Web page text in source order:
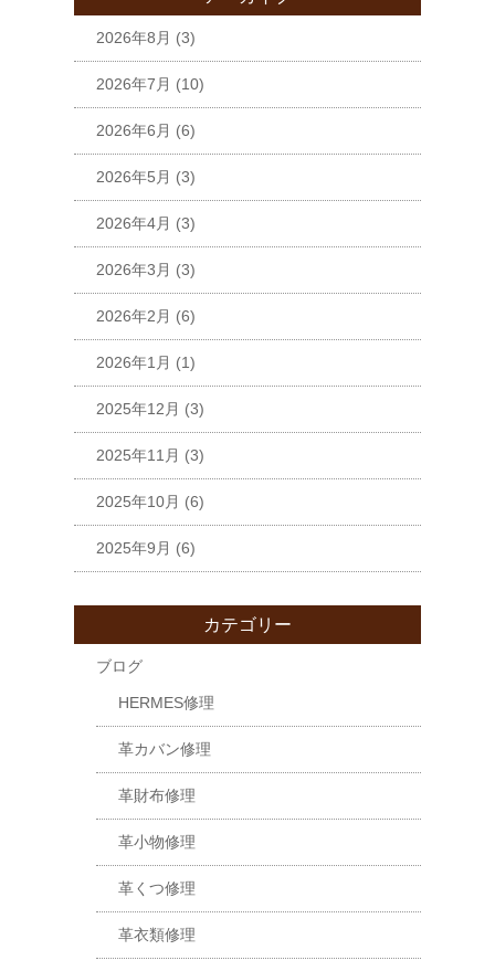
2026年8月 (3)
2026年7月 (10)
2026年6月 (6)
2026年5月 (3)
2026年4月 (3)
2026年3月 (3)
2026年2月 (6)
2026年1月 (1)
2025年12月 (3)
2025年11月 (3)
2025年10月 (6)
2025年9月 (6)
カテゴリー
ブログ
HERMES修理
革カバン修理
革財布修理
革小物修理
革くつ修理
革衣類修理